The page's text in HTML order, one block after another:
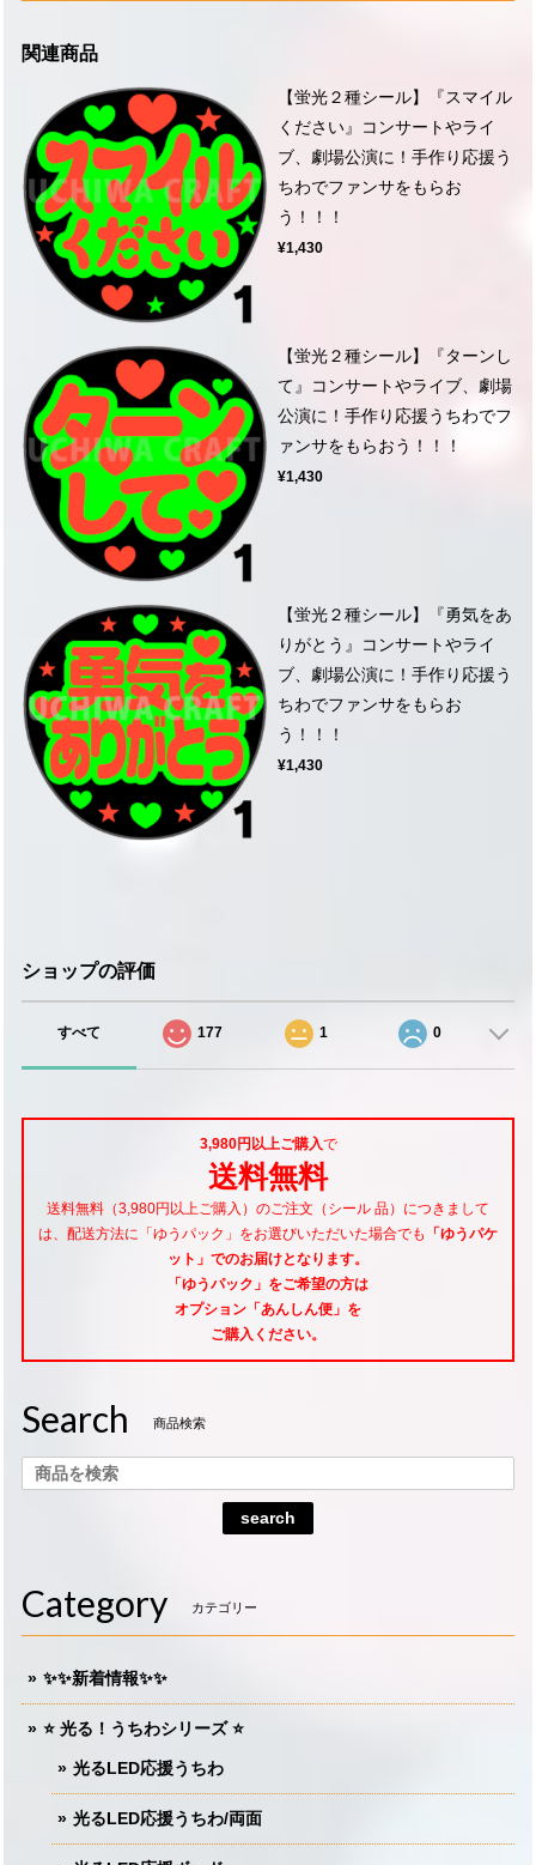
関連商品
【蛍光２種シール】『スマイル
ください』コンサートやライ
ブ、劇場公演に！手作り応援う
ちわでファンサをもらお
う！！！
¥1,430
【蛍光２種シール】『ターンし
て』コンサートやライブ、劇場
公演に！手作り応援うちわでフ
ァンサをもらおう！！！
¥1,430
【蛍光２種シール】『勇気をあ
りがとう』コンサートやライ
ブ、劇場公演に！手作り応援う
ちわでファンサをもらお
う！！！
¥1,430
ショップの評価
すべて 177 1 0
3,980円以上ご購入で
送料無料
送料無料（3,980円以上ご購入）のご注文（シール 品）につきまして
は、配送方法に「ゆうパック」をお選びいただいた場合でも
「ゆうパケ
ット」でのお届けとなります。
「ゆうパック」をご希望の方は
オプション「あんしん便」 を
ご購入ください。
Search 商品検索
search
Category カテゴリー
✨✨新着情報✨✨
⭐️ 光る！うちわシリーズ ⭐️
光るLED応援うちわ
光るLED応援うちわ/両面